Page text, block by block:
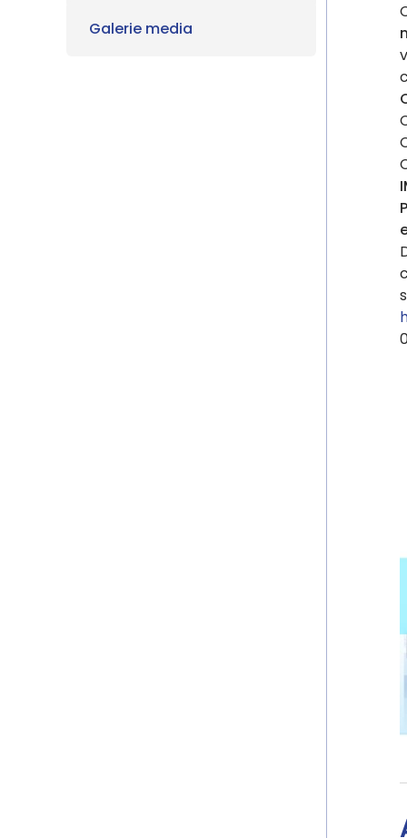
Galerie media